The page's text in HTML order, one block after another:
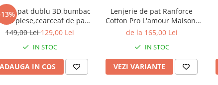
pat dublu 3D,bumbac
piese,cearceaf de pat
normal,alba,imprimeu cu
149,00 Lei129,00 Lei
IN STOC
ADAUGA IN COS
Lenjerie de pat Ranforce
Cotton Pro L'amour Maison,
100% bumbac, alb, imprimeu
de la 165,00 Lei
IN STOC
VEZI VARIANTE